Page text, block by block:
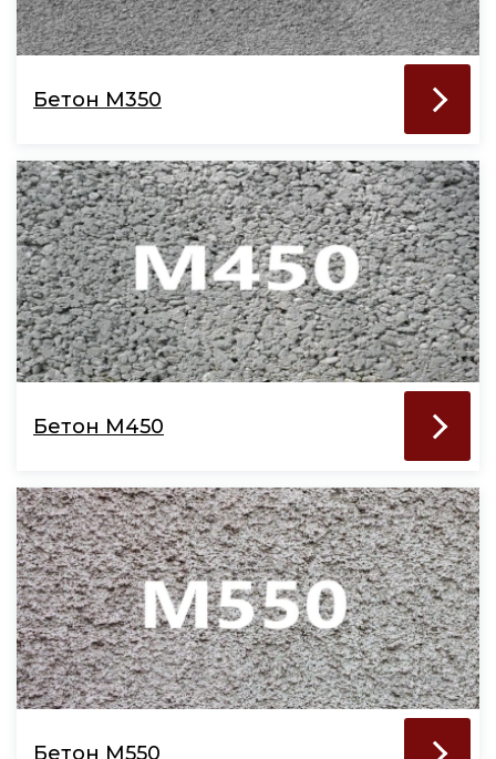
Бетон М350
Бетон М450
Бетон М550